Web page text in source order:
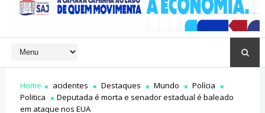
Home acidentes Destaques Mundo
Polícia
Politica
Deputada é morta e senador estadual é baleado
em ataque nos EUA